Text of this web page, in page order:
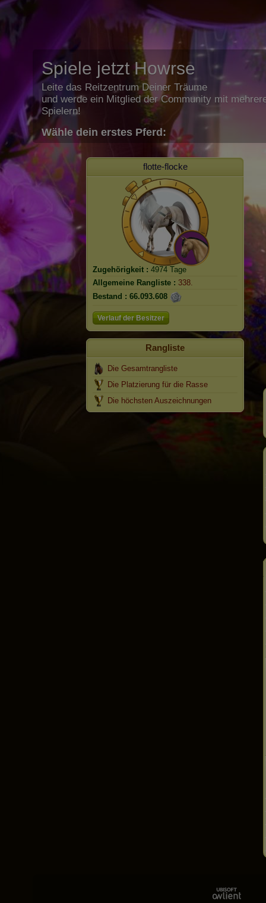
Spiele jetzt Howrse
Leite das Reitzentrum Deiner Träume
und werde ein Mitglied der Community mit
Spielern!
Wähle dein erstes Pferd:
flotte-flocke
Zugehörigkeit : 4974 Tage
Allgemeine Rangliste : 338.
Bestand : 66.093.608
Verlauf der Besitzer
Rangliste
Die Gesamtrangliste
Die Platzierung für die Rasse
Die höchsten Auszeichnungen